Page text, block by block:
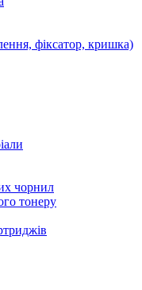
фіксатор, кришка)
чорнил
тонеру